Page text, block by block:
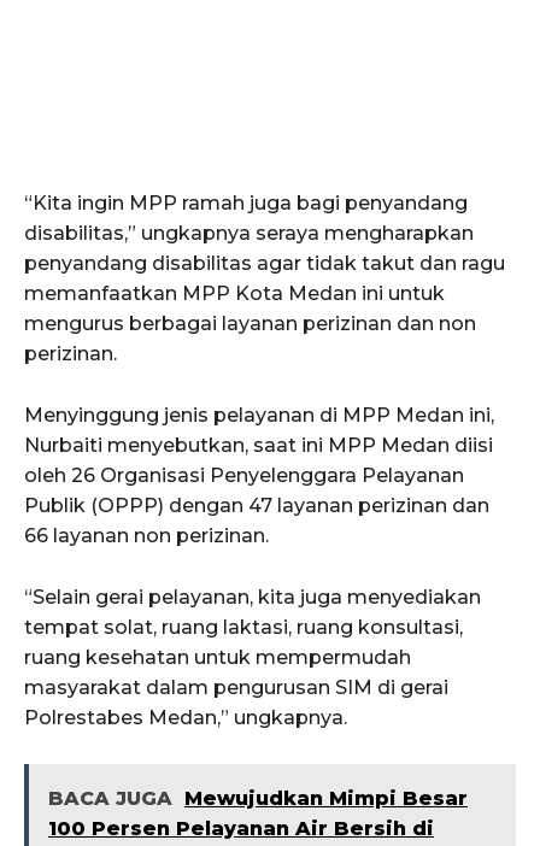
“Kita ingin MPP ramah juga bagi penyandang
disabilitas,” ungkapnya seraya mengharapkan
penyandang disabilitas agar tidak takut dan ragu
memanfaatkan MPP Kota Medan ini untuk
mengurus berbagai layanan perizinan dan non
perizinan.
Menyinggung jenis pelayanan di MPP Medan ini,
Nurbaiti menyebutkan, saat ini MPP Medan diisi
oleh 26 Organisasi Penyelenggara Pelayanan
Publik (OPPP) dengan 47 layanan perizinan dan
66 layanan non perizinan.
“Selain gerai pelayanan, kita juga menyediakan
tempat solat, ruang laktasi, ruang konsultasi,
ruang kesehatan untuk mempermudah
masyarakat dalam pengurusan SIM di gerai
Polrestabes Medan,” ungkapnya.
BACA JUGA Mewujudkan Mimpi Besar
100 Persen Pelayanan Air Bersih di